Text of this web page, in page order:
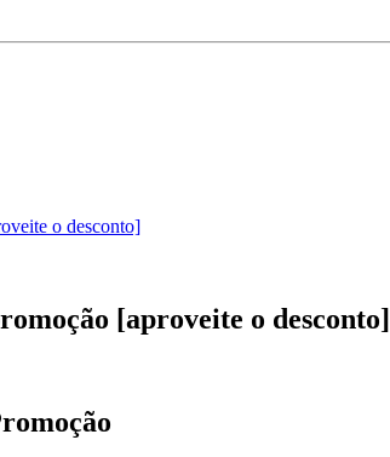
o desconto]
[aproveite o desconto]